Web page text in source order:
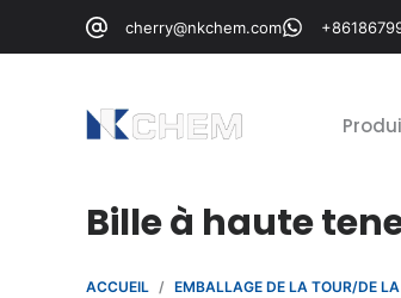
a
cherry@nkchem.com
Bille à haute
ACCUEIL / EMBALLAGE DE LA TOUR/DE